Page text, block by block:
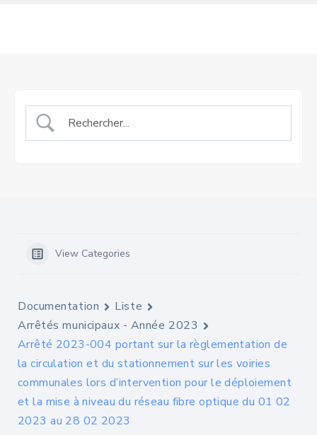
View Categories
Documentation
Liste
Arrêtés municipaux - Année 2023
Arrêté 2023-004 portant sur la règlementation de
la circulation et du stationnement sur les voiries
communales lors d’intervention pour le déploiement
et la mise à niveau du réseau fibre optique du 01 02
2023 au 28 02 2023